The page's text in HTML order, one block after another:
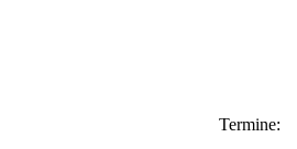
Termine: